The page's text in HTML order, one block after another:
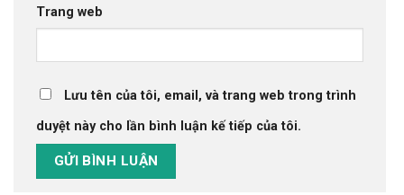
Trang web
Lưu tên của tôi, email, và trang web trong trình
duyệt này cho lần bình luận kế tiếp của tôi.